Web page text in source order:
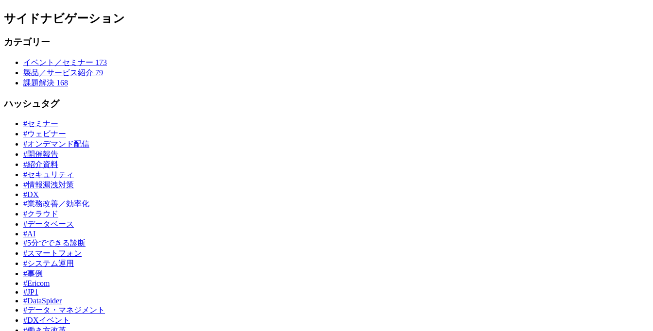
サイドナビゲーション
カテゴリー
イベント／セミナー 173
製品／サービス紹介 79
課題解決 168
ハッシュタグ
#セミナー
#ウェビナー
#オンデマンド配信
#開催報告
#紹介資料
#セキュリティ
#情報漏洩対策
#DX
#業務改善／効率化
#クラウド
#データベース
#AI
#5分でできる診断
#スマートフォン
#システム運用
#事例
#Ericom
#JP1
#DataSpider
#データ・マネジメント
#DXイベント